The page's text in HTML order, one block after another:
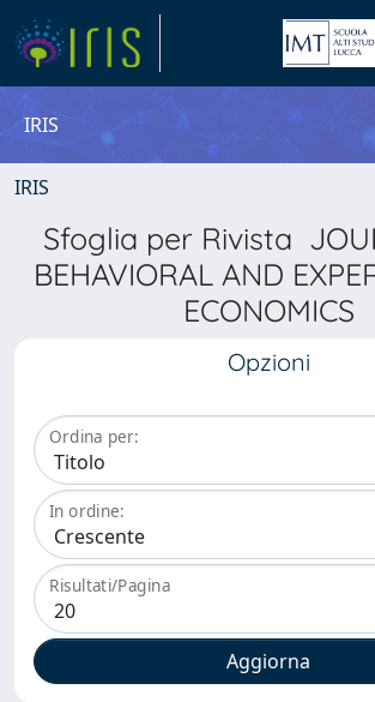
IRIS
IRIS
Sfoglia per Rivista
BEHAVIORAL AND
ECONOMICS
Opzioni
Ordina per:
In ordine:
Risultati/Pagina